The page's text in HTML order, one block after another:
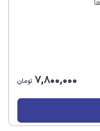
7,800,000 تومان